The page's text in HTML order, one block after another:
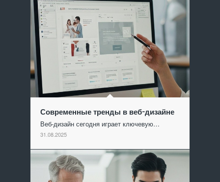
Современные тренды в веб-дизайне
Веб-дизайн сегодня играет ключевую…
31.08.2025